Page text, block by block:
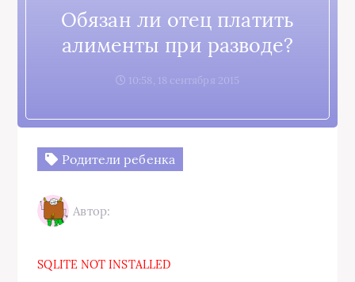
Обязан ли отец платить
алименты при разводе?
10:58, 18 сентября 2015
Родители ребенка
Автор:
SQLITE NOT INSTALLED